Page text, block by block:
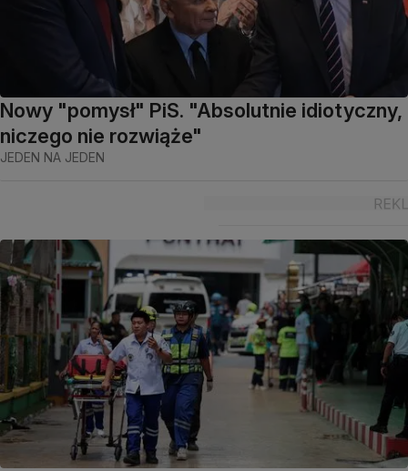
Nowy "pomysł" PiS. "Absolutnie idiotyczny,
niczego nie rozwiąże"
JEDEN NA JEDEN